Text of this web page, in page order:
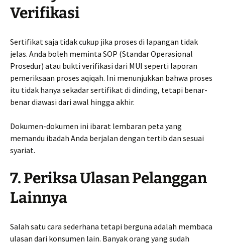
Verifikasi
Sertifikat saja tidak cukup jika proses di lapangan tidak
jelas. Anda boleh meminta SOP (Standar Operasional
Prosedur) atau bukti verifikasi dari MUI seperti laporan
pemeriksaan proses aqiqah. Ini menunjukkan bahwa proses
itu tidak hanya sekadar sertifikat di dinding, tetapi benar-
benar diawasi dari awal hingga akhir.
Dokumen-dokumen ini ibarat lembaran peta yang
memandu ibadah Anda berjalan dengan tertib dan sesuai
syariat.
7. Periksa Ulasan Pelanggan
Lainnya
Salah satu cara sederhana tetapi berguna adalah membaca
ulasan dari konsumen lain. Banyak orang yang sudah